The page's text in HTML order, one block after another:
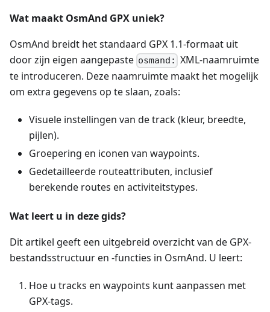
Wat maakt OsmAnd GPX uniek?
OsmAnd breidt het standaard GPX 1.1-formaat uit
door zijn eigen aangepaste osmand: XML-naamruimte
te introduceren. Deze naamruimte maakt het mogelijk
om extra gegevens op te slaan, zoals:
Visuele instellingen van de track (kleur, breedte,
pijlen).
Groepering en iconen van waypoints.
Gedetailleerde routeattributen, inclusief
berekende routes en activiteitstypes.
Wat leert u in deze gids?
Dit artikel geeft een uitgebreid overzicht van de GPX-
bestandsstructuur en -functies in OsmAnd. U leert:
Hoe u tracks en waypoints kunt aanpassen met
GPX-tags.